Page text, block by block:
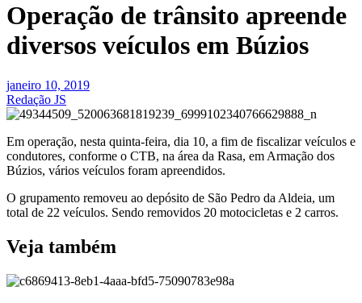
Operação de trânsito apreende
diversos veículos em Búzios
janeiro 10, 2019
Redação JS
Em operação, nesta quinta-feira, dia 10, a fim de fiscalizar veículos e
condutores, conforme o CTB, na área da Rasa, em Armação dos
Búzios, vários veículos foram apreendidos.
O grupamento removeu ao depósito de São Pedro da Aldeia, um
total de 22 veículos. Sendo removidos 20 motocicletas e 2 carros.
Veja também